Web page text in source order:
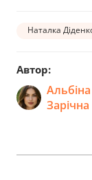
Наталка
Автор:
Альбіна
Зарічна